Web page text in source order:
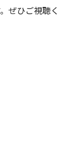
ぜひご視聴く